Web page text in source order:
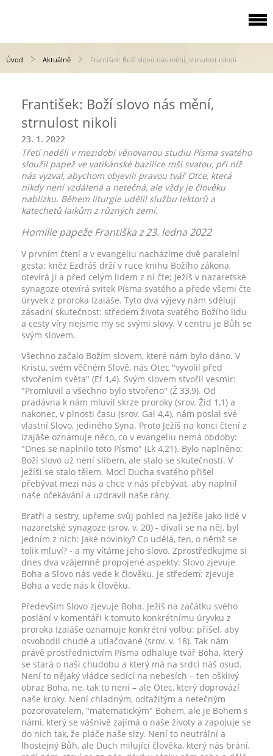
Úvod Aktuálně František: Boží slovo nás mění, strnulost nikoli
František: Boží slovo nás mění,
strnulost nikoli
23. 1. 2022
Třetí neděli v mezidobí věnovanou studiu Písma svatého
sloužil papež ve vatikánské bazilice mši svatou, při níž
nás vyzval, abychom objevili pravou tvář Otce, která
nikdy není vzdálená a netečná, ale vždy je člověku
nablízku. Během liturgie udělil službu lektorů a
katechetů laikům z různých zemí.
Homilie papeže Františka z 23. ledna 2022
V prvním čtení a v evangeliu nacházíme dvě paralelní
gesta: kněz Ezdráš drží v ruce knihu Božího zákona,
otevírá ji a před celým lidem z ní čte; Ježíš v nazaretské
synagoze otevírá svitek Písma svatého a přede všemi čte
úryvek z proroka Izaiáše. Tyto dva výjevy nám sdělují
zásadní skutečnost: středem života svatého Božího lidu
a cesty víry nejsme my se svými slovy. V centru je Bůh se
svým slovem.
Všechno začalo Božím slovem, které nám bylo dáno. V
Kristu, svém věčném Slově, nás Otec "vyvolil před
stvořením světa" (Ef 1,4). Svým slovem stvořil vesmír:
"Promluvil a všechno bylo stvořeno" (Ž 33,9). Od
pradávna k nám mluvil skrze proroky (srov. Žid 1,1) a
nakonec, v plnosti času (srov. Gal 4,4), nám poslal své
vlastní Slovo, jediného Syna. Proto Ježíš na konci čtení z
Izajáše oznamuje něco, co v evangeliu nemá obdoby:
"Dnes se naplnilo toto Písmo" (Lk 4,21). Bylo naplněno:
Boží slovo už není slibem, ale stalo se skutečností. V
Ježíši se stalo tělem. Mocí Ducha svatého přišel
přebývat mezi nás a chce v nás přebývat, aby naplnil
naše očekávání a uzdravil naše rány.
Bratři a sestry, upřeme svůj pohled na Ježíše jako lidé v
nazaretské synagoze (srov. v. 20) - dívali se na něj, byl
jedním z nich: Jaké novinky? Co udělá, ten, o němž se
tolik mluví? - a my vítáme jeho slovo. Zprostředkujme si
dnes dva vzájemně propojené aspekty: Slovo zjevuje
Boha a Slovo nás vede k člověku. Je středem: zjevuje
Boha a vede nás k člověku.
Především Slovo zjevuje Boha. Ježíš na začátku svého
poslání v komentáři k tomuto konkrétnímu úryvku z
proroka Izaiáše oznamuje konkrétní volbu: přišel, aby
osvobodil chudé a utlačované (srov. v. 18). Tak nám
právě prostřednictvím Písma odhaluje tvář Boha, který
se stará o naši chudobu a který má na srdci náš osud.
Není to nějaký vládce sedící na nebesích – ten ošklivý
obraz Boha, ne, tak to není – ale Otec, který doprovází
naše kroky. Není chladným, odtažitým a netečným
pozorovatelem, "matematickým" Bohem, ale je Bohem s
námi, který se vášnivě zajímá o naše životy a zapojuje se
do nich tak, že pláče naše slzy. Není to neutrální a
lhostejný Bůh, ale Duch milující člověka, který nás brání,